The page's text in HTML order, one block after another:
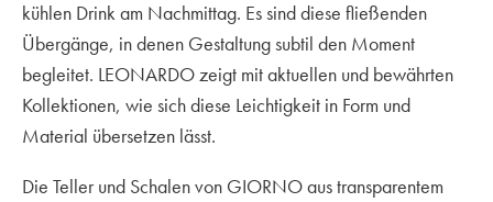
kühlen Drink am Nachmittag. Es sind diese fließenden
Übergänge, in denen Gestaltung subtil den Moment
begleitet. LEONARDO zeigt mit aktuellen und bewährten
Kollektionen, wie sich diese Leichtigkeit in Form und
Material übersetzen lässt.
Die Teller und Schalen von GIORNO aus transparentem